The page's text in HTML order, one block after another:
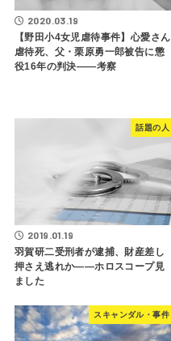
2020.03.19
【野田小4女児虐待事件】心愛さん
虐待死、父・栗原勇一郎被告に懲
役16年の判決――考察
話題の人
2019.01.19
羽賀研二受刑者が逮捕、財産差し
押さえ逃れか――ホロスコープ見
ました
スキャンダル・事件